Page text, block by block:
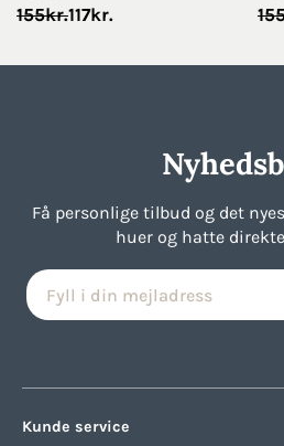
155kr.
Original
155kr..
117kr.
Current
117kr..
Få personlige tilbud og det
huer og hatte
Kunde service